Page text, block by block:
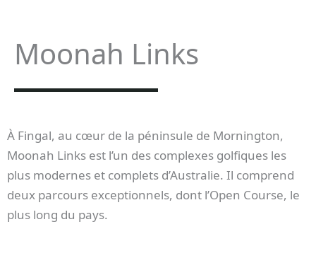
Moonah Links
À Fingal, au cœur de la péninsule de Mornington,
Moonah Links est l’un des complexes golfiques les
plus modernes et complets d’Australie. Il comprend
deux parcours exceptionnels, dont l’Open Course, le
plus long du pays.